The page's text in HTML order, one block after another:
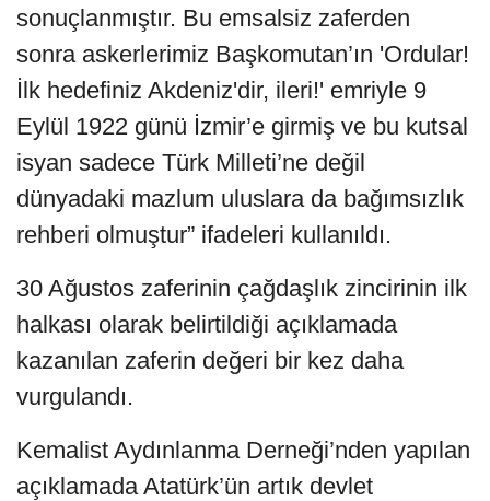
sonuçlanmıştır. Bu emsalsiz zaferden
sonra askerlerimiz Başkomutan’ın 'Ordular!
İlk hedefiniz Akdeniz'dir, ileri!' emriyle 9
Eylül 1922 günü İzmir’e girmiş ve bu kutsal
isyan sadece Türk Milleti’ne değil
dünyadaki mazlum uluslara da bağımsızlık
rehberi olmuştur” ifadeleri kullanıldı.
30 Ağustos zaferinin çağdaşlık zincirinin ilk
halkası olarak belirtildiği açıklamada
kazanılan zaferin değeri bir kez daha
vurgulandı.
Kemalist Aydınlanma Derneği’nden yapılan
açıklamada Atatürk’ün artık devlet